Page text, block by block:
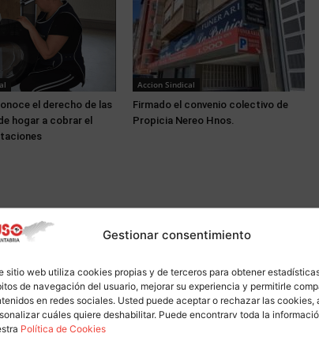
Gestionar consentimiento
sitio web utiliza cookies propias y de terceros para obtener
de navegación del usuario, mejorar su experiencia y permitirle
en redes sociales. Usted puede aceptar o rechazar las cookies,
cuáles quiere deshabilitar. Puede encontrarv toda la
Política de Cookies
el derecho de las
hogar a cobrar el
Accion Sindical
Firmado el convenio colectivo de
Propicia Nereo Hnos.